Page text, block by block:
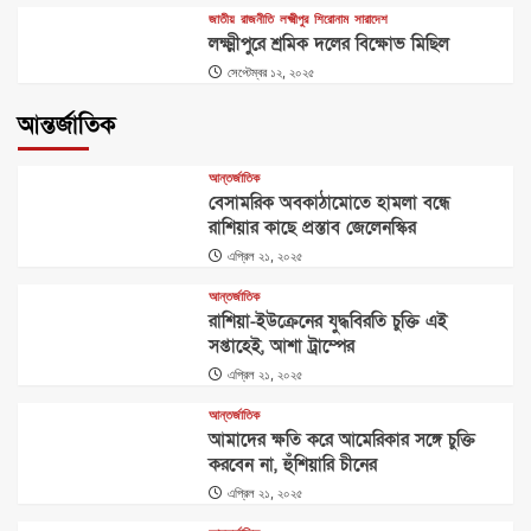
জাতীয় রাজনীতি লক্ষ্মীপুর শিরোনাম সারাদেশ
লক্ষ্মীপুরে শ্রমিক দলের বিক্ষোভ মিছিল
সেপ্টেম্বর ১২, ২০২৫
আন্তর্জাতিক
আন্তর্জাতিক
বেসামরিক অবকাঠামোতে হামলা বন্ধে
রাশিয়ার কাছে প্রস্তাব জেলেনস্কির
এপ্রিল ২১, ২০২৫
আন্তর্জাতিক
রাশিয়া-ইউক্রেনের যুদ্ধবিরতি চুক্তি এই
সপ্তাহেই, আশা ট্রাম্পের
এপ্রিল ২১, ২০২৫
আন্তর্জাতিক
আমাদের ক্ষতি করে আমেরিকার সঙ্গে চুক্তি
করবেন না, হুঁশিয়ারি চীনের
এপ্রিল ২১, ২০২৫